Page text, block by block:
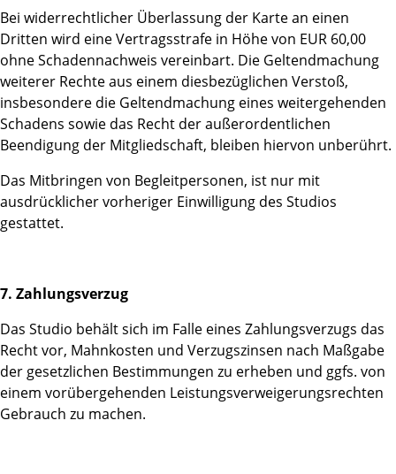
Bei widerrechtlicher Überlassung der Karte an einen
Dritten wird eine Vertragsstrafe in Höhe von EUR 60,00
ohne Schadennachweis vereinbart. Die Geltendmachung
weiterer Rechte aus einem diesbezüglichen Verstoß,
insbesondere die Geltendmachung eines weitergehenden
Schadens sowie das Recht der außerordentlichen
Beendigung der Mitgliedschaft, bleiben hiervon unberührt.
Das Mitbringen von Begleitpersonen, ist nur mit
ausdrücklicher vorheriger Einwilligung des Studios
gestattet.
7. Zahlungsverzug
Das Studio behält sich im Falle eines Zahlungsverzugs das
Recht vor, Mahnkosten und Verzugszinsen nach Maßgabe
der gesetzlichen Bestimmungen zu erheben und ggfs. von
einem vorübergehenden Leistungsverweigerungsrechten
Gebrauch zu machen.